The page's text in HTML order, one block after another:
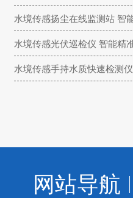
网站导航